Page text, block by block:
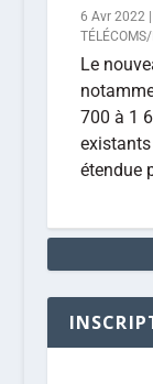
6 Avr 2022|
Le
700 à 1
existants
étendue